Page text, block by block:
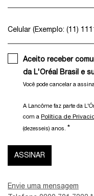
Celular (Exemplo: (11)
Aceito receber
da L'Oréal Brasil e
Você pode cancelar a
A Lancôme faz parte da
com a Política de
(dezesseis) anos. *
ASSINAR
Envie uma mensagem